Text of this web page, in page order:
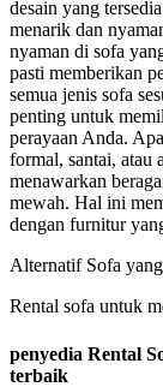
desain yang
menarik dan
nyaman di sofa
pasti memberikan
semua jenis sofa
penting untuk
perayaan Anda.
formal, santai, atau
menawarkan
mewah. Hal ini
dengan furnitur
Alternatif Sofa
Rental sofa untuk
penyedia Rental
terbaik